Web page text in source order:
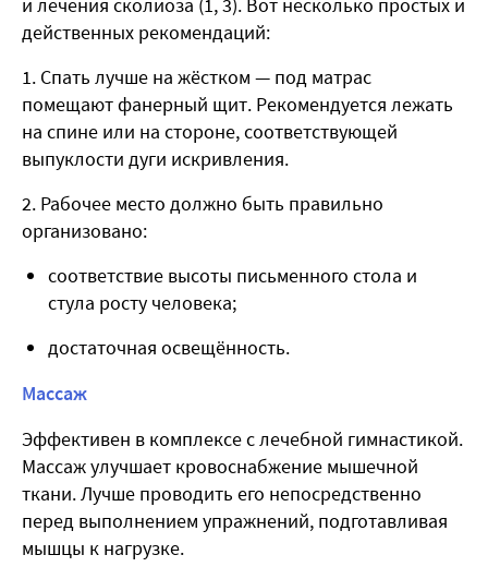
и лечения сколиоза (1, 3). Вот несколько простых и
действенных рекомендаций:
Спать лучше на жёстком — под матрас
помещают фанерный щит. Рекомендуется лежать
на спине или на стороне, соответствующей
выпуклости дуги искривления.
Рабочее место должно быть правильно
организовано:
соответствие высоты письменного стола и
стула росту человека;
достаточная освещённость.
Массаж
Эффективен в комплексе с лечебной гимнастикой.
Массаж улучшает кровоснабжение мышечной
ткани. Лучше проводить его непосредственно
перед выполнением упражнений, подготавливая
мышцы к нагрузке.